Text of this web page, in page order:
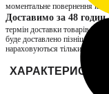
моментальне повернення
Доставимо за 48 годин
термін доставки товарів
буде доставлено пізніше,
нараховуються тільки за